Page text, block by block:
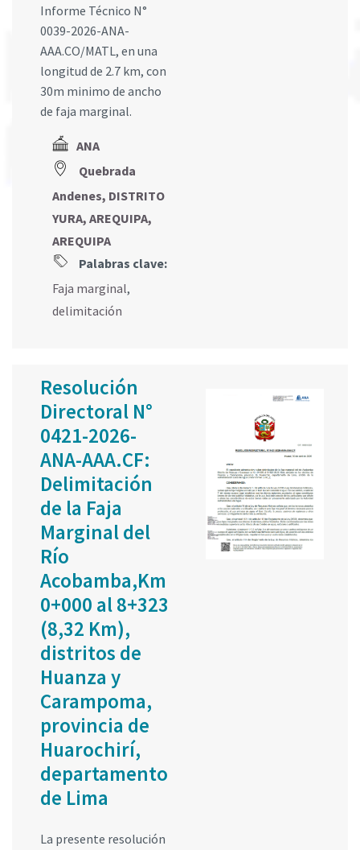
Informe Técnico N°
0039-2026-ANA-
AAA.CO/MATL, en una
longitud de 2.7 km, con
30m minimo de ancho
de faja marginal.
ANA
Quebrada
Andenes, DISTRITO
YURA, AREQUIPA,
AREQUIPA
Palabras clave:
Faja marginal,
delimitación
Resolución
Directoral N°
0421-2026-
ANA-AAA.CF:
Delimitación
de la Faja
Marginal del
Río
Acobamba,Km
0+000 al 8+323
(8,32 Km),
distritos de
Huanza y
Carampoma,
provincia de
Huarochirí,
departamento
de Lima
La presente resolución